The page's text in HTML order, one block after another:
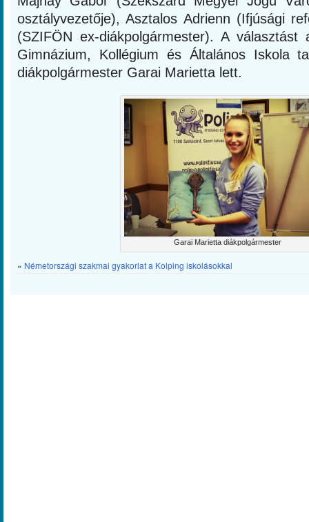
osztályvezetője), Asztalos Adrienn (Ifjúsági
(SZIFÖN ex-diákpolgármester). A
Gimnázium, Kollégium és Általános Iskola
diákpolgármester Garai Marietta lett.
Garai Marietta diákpolgármester
« Németországi szakmai gyakorlat a Kolping iskolásokkal